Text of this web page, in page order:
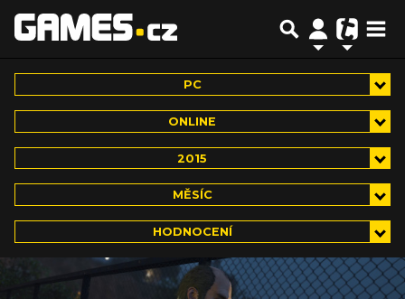
PC
ONLINE
2015
MĚSÍC
HODNOCENÍ